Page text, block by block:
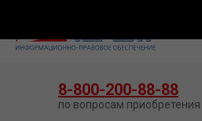
8-800-200-88-88
по вопросам приобретения